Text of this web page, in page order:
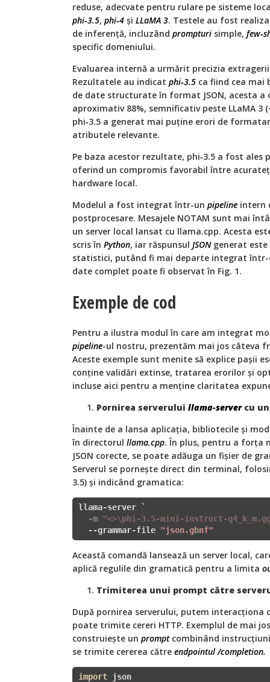
reduse, adecvate pentru rulare pe sisteme
phi‑3.5, phi‑4 și LLaMA 3. Testele au fost
de inferență, incluzând prompturi simple,
specific domeniului.
Evaluarea internă a urmărit precizia
Rezultatele au indicat phi‑3.5 ca fiind cea mai
de date structurate în format JSON, acesta
aproximativ 88%, semnificativ peste LLaMA 3
phi‑3.5 a generat mai puține erori de
atributele relevante.
Pe baza acestor rezultate, phi‑3.5 a fost
oferind un compromis favorabil între
hardware local.
Modelul a fost integrat într-un pipeline intern
postprocesare. Mesajele NOTAM sunt mai
un server local lansat cu llama.cpp. Acesta
scris în Python, iar răspunsul JSONgenerat
statistici, putând fi mai departe integrat într-
date complet poate fi observat în Fig. 1.
Exemple de cod
Pentru a ilustra modul în care am integrat
pipeline-ul nostru, prezentăm mai jos câteva
Aceste exemple sunt menite să explice pașii
conține validări extinse, tratarea erorilor și
incluse aici pentru a menține claritatea
Pornirea serverului llama-servercu
Înainte de a lansa aplicația, bibliotecile și
în directorul llama.cpp. În plus, pentru a forța
JSON corecte, se poate adăuga un fișier de
Serverul se pornește direct din terminal,
3.5) și indicând gramatica:
llama-server `
  -m
"<>\phi-3.5-mini-instruct-
  --grammar-file
"json.gbnf"
Această comandă lansează un server local,
aplică regulile din gramatică pentru a limita
Trimiterea unui prompt către
După pornirea serverului, putem interacționa
poate trimite cereri HTTP. Exemplul de mai
construiește un promptcombinând
se trimite cererea către endpointul /completion.
import